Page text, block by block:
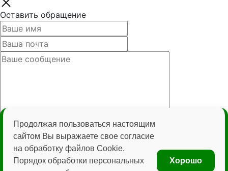
Оставить обращение
Нажимая кнопку «Отправить» вы даёте согласие на
обработку персональных данных и соглашаетесь с
политикой конфиденциальности
Продолжая пользоваться настоящим
сайтом Вы выражаете свое согласие
на обработку файлов Cookie.
Порядок обработки персональных
Хорошо